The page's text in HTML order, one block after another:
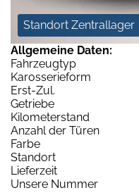
Standort Zentrallager
Allgemeine Daten:
Fahrzeugtyp
Karosserieform
Erst-Zul.
Getriebe
Kilometerstand
Anzahl der Türen
Farbe
Standort
Lieferzeit
Unsere Nummer